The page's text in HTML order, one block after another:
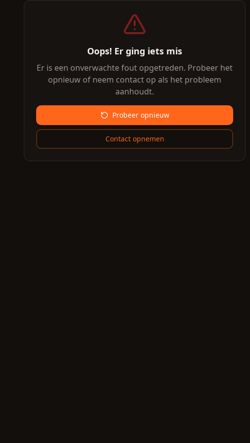
Oops! Er ging iets mis
Er is een onverwachte fout opgetreden. Probeer het
opnieuw of neem contact op als het probleem
aanhoudt.
Probeer opnieuw
Contact opnemen